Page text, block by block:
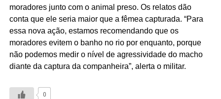
moradores junto com o animal preso. Os relatos dão
conta que ele seria maior que a fêmea capturada. “Para
essa nova ação, estamos recomendando que os
moradores evitem o banho no rio por enquanto, porque
não podemos medir o nível de agressividade do macho
diante da captura da companheira”, alerta o militar.
0